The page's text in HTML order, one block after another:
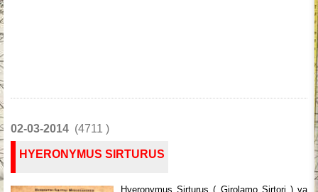
02-03-2014 (4711 )
HYERONYMUS SIRTURUS
Hyeronymus Sirturus ( Girolamo Sirtori ) va